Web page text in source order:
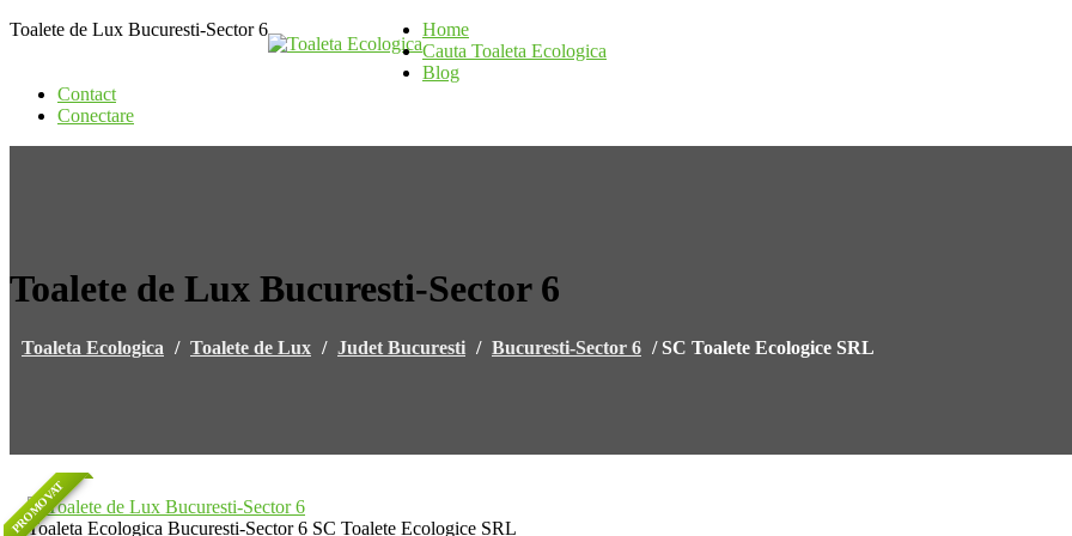
Toalete de Lux Bucuresti-Sector 6
Home
Cauta Toaleta Ecologica
Blog
Contact
Conectare
Toalete de Lux Bucuresti-Sector 6
Toaleta Ecologica / Toalete de Lux / Judet Bucuresti / Bucuresti-Sector 6 /SC Toalete Ecologice SRL
PROMOVAT
Toaleta Ecologica Bucuresti-Sector 6 SC Toalete Ecologice SRL